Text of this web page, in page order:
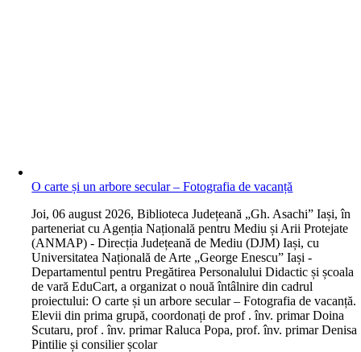
O carte și un arbore secular – Fotografia de vacanță
Joi, 06 august 2026, Biblioteca Județeană „Gh. Asachi” Iași, în
parteneriat cu Agenția Națională pentru Mediu și Arii Protejate
(ANMAP) - Direcția Județeană de Mediu (DJM) Iași, cu
Universitatea Națională de Arte „George Enescu” Iași -
Departamentul pentru Pregătirea Personalului Didactic și școala
de vară EduCart, a organizat o nouă întâlnire din cadrul
proiectului: O carte și un arbore secular – Fotografia de vacanță.
Elevii din prima grupă, coordonați de prof . înv. primar Doina
Scutaru, prof . înv. primar Raluca Popa, prof. înv. primar Denisa
Pintilie și consilier școlar